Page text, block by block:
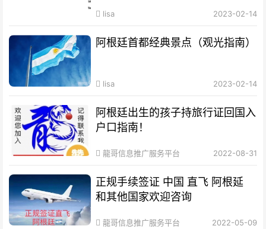
lisa 2023-02-14
阿根廷首都经典景点（观光指南）
lisa 2023-02-14
阿根廷出生的孩子持旅行证回国入
户口指南！
龍哥信息推广服务平台 2022-08-31
正规手续签证 中国 直飞 阿根延
和其他国家欢迎咨询
龍哥信息推广服务平台 2022-05-09